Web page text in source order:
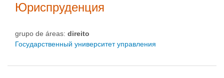
Юриспруденция
grupo de áreas: direito
Государственный университет управления